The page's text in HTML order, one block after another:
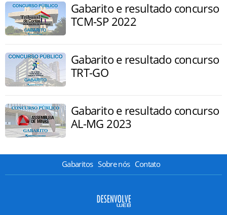
Gabarito e resultado concurso
TCM-SP 2022
Gabarito e resultado concurso
TRT-GO
Gabarito e resultado concurso
AL-MG 2023
Gabaritos Sobre nós Contato